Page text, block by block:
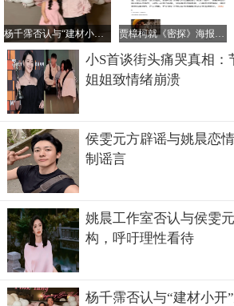
唐鹤德最新现状如何了？
每年的这个时候张国荣的祭日都还能看
时是一句话配一张图，有时是一首古诗
可见这么多年，他都没能走出失去挚爱
杨千霈否认与“建材小开”恋情：只是普通朋友 贾樟柯就《密探》海报未经授权汉化致歉：责任在我
小S首谈街头痛哭真相
姐姐致情绪崩溃
侯雯元方辟谣与姚晨恋
制谣言
姚晨工作室否认与侯雯
构，呼吁理性看待
杨千霈否认与“建材小开